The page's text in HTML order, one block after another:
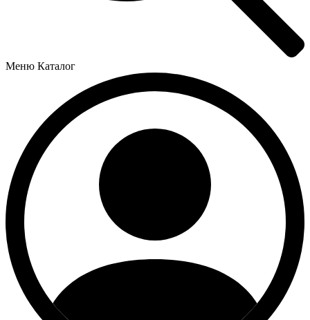
Меню Каталог